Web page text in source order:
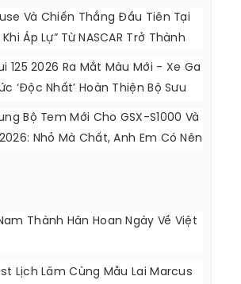
Thêm Cá Tính
Và Chiến Thắng Đầu Tiên Tại
Áp Lự” Từ NASCAR Trở Thành
Ngọt Ngào
125 2026 Ra Mắt Màu Mới - Xe Ga
‘độc Nhất’ Hoàn Thiện Bộ Sưu
Cầu Vồng
Bộ Tem Mới Cho GSX-S1000 Và
Nhỏ Mà Chất, Anh Em Có Nên
Thành Hân Hoan Ngày Về Việt
Lịch Lãm Cùng Mẫu Lai Marcus